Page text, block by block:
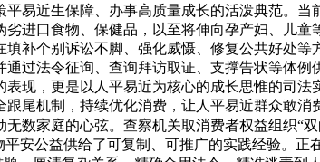
易近生保障、办事高质量成长的活泼典范。
进口食物、保健品，以至将伸向孕产妇、儿
补个别诉讼不脚、强化威慑、修复公共好处
过法令征询、查询拜访取证、支撑告状等体
现，更是以人平易近为核心的成长思惟的司
尾机制，持续优化消费，让人平易近群众敢
数家庭的心弦。查察机关取消费者权益组织“
安公益供给了可复制、可推广的实践经验。